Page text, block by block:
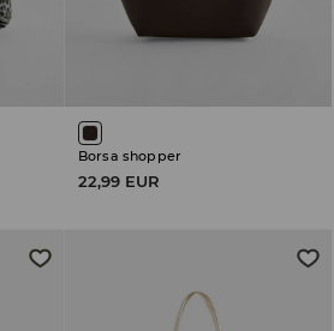
Borsa shopper
22,99 EUR